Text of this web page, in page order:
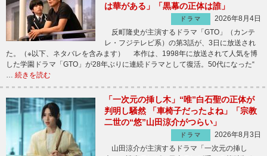
は華がある」「黒幕の正体は誰」
ドラマ
2026年8月4日
反町隆史が主演するドラマ「GTO」（カンテ
レ・フジテレビ系）の第3話が、3日に放送され
た。（※以下、ネタバレを含みます） 本作は、1998年に放送されて人気を博
した学園ドラマ「GTO」が28年ぶりに連続ドラマとして復活。50代になった“
続きを読む
「一次元の挿し木」“唯”白石聖の正体が
判明し騒然 「車椅子だったよね」「宗教
二世の“悠”山田涼介がつらい」
ドラマ
2026年8月3日
山田涼介が主演するドラマ「一次元の挿し